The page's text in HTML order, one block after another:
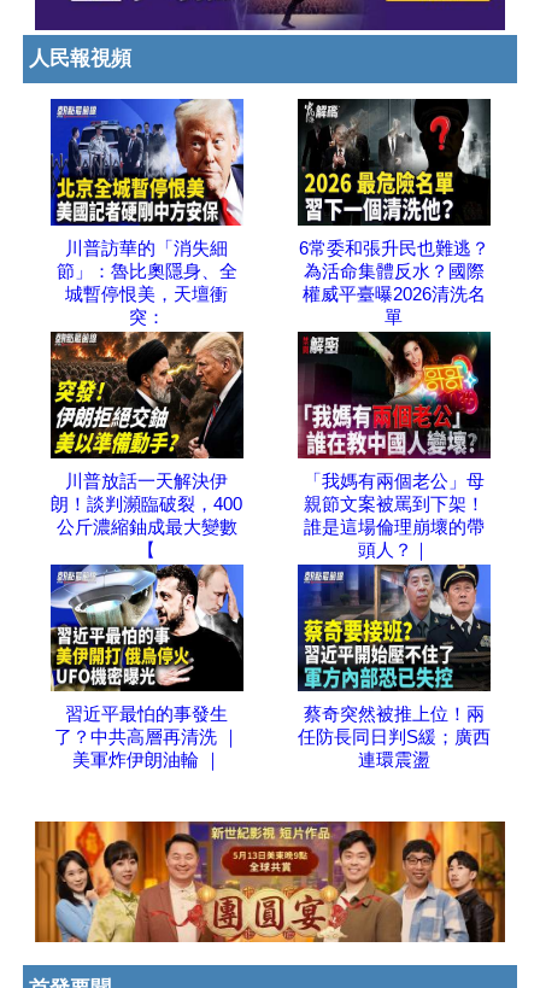
人民報視頻
川普訪華的「消失細
節」：魯比奧隱身、全
城暫停恨美，天壇衝
突：
6常委和張升民也難逃？
為活命集體反水？國際
權威平臺曝2026清洗名
單
川普放話一天解決伊
朗！談判瀕臨破裂，400
公斤濃縮鈾成最大變數
【
「我媽有兩個老公」母
親節文案被罵到下架！
誰是這場倫理崩壞的帶
頭人？｜
習近平最怕的事發生
了？中共高層再清洗 ｜
美軍炸伊朗油輪 ｜
蔡奇突然被推上位！兩
任防長同日判S緩；廣西
連環震盪